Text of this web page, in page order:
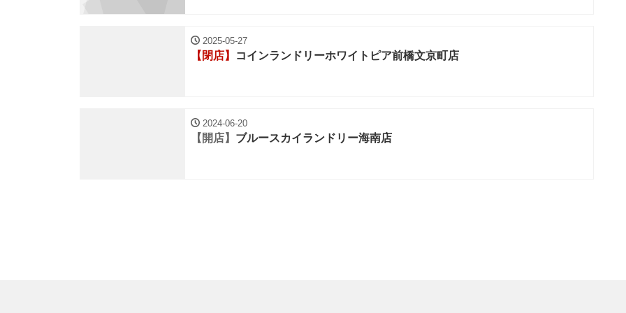
2025-05-27
【閉店】 コインランドリーホワイトピア前橋文京町店
2024-06-20
【開店】 ブルースカイランドリー海南店